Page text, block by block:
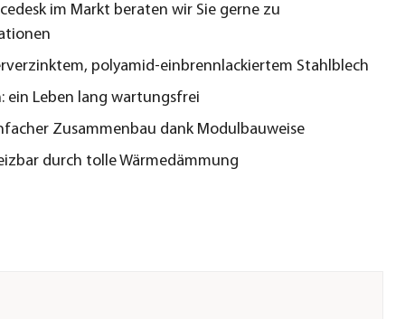
im Markt beraten wir Sie gerne zu
polyamid-einbrennlackiertem Stahlblech
ein Leben lang wartungsfrei
Zusammenbau dank Modulbauweise
durch tolle Wärmedämmung